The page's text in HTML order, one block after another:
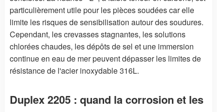
particulièrement utile pour les pièces soudées car elle
limite les risques de sensibilisation autour des soudures.
Cependant, les crevasses stagnantes, les solutions
chlorées chaudes, les dépôts de sel et une immersion
continue en eau de mer peuvent dépasser les limites de
résistance de l'acier inoxydable 316L.
Duplex 2205 : quand la corrosion et les